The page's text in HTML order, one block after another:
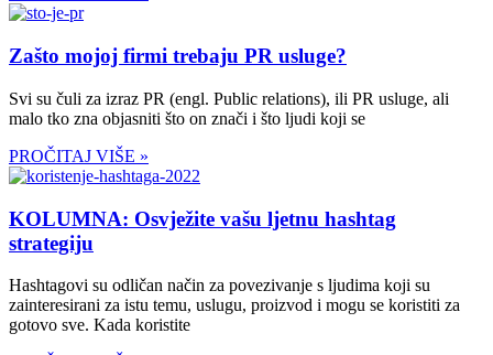
Zašto mojoj firmi trebaju PR usluge?
Svi su čuli za izraz PR (engl. Public relations), ili PR usluge, ali
malo tko zna objasniti što on znači i što ljudi koji se
PROČITAJ VIŠE »
KOLUMNA: Osvježite vašu ljetnu hashtag
strategiju
Hashtagovi su odličan način za povezivanje s ljudima koji su
zainteresirani za istu temu, uslugu, proizvod i mogu se koristiti za
gotovo sve. Kada koristite